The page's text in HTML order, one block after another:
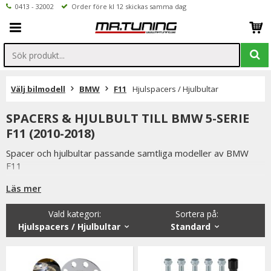
0413 - 32002 Order före kl 12 skickas samma dag
Välj bilmodell BMW F11 Hjulspacers / Hjulbultar
SPACERS & HJULBULT TILL BMW 5-SERIE
F11 (2010-2018)
Spacer och hjulbultar passande samtliga modeller av BMW
F11
Uppgradera din bils utseende och ge den en aggresivare
Spacer används för att öka spårvidden samt ge bilen bättre
Du kan också montera spacers för att skapa mer utrymmen
Läs mer
Sortera på:
Standard
Vald kategori:
Hjulspacers / Hjulbultar